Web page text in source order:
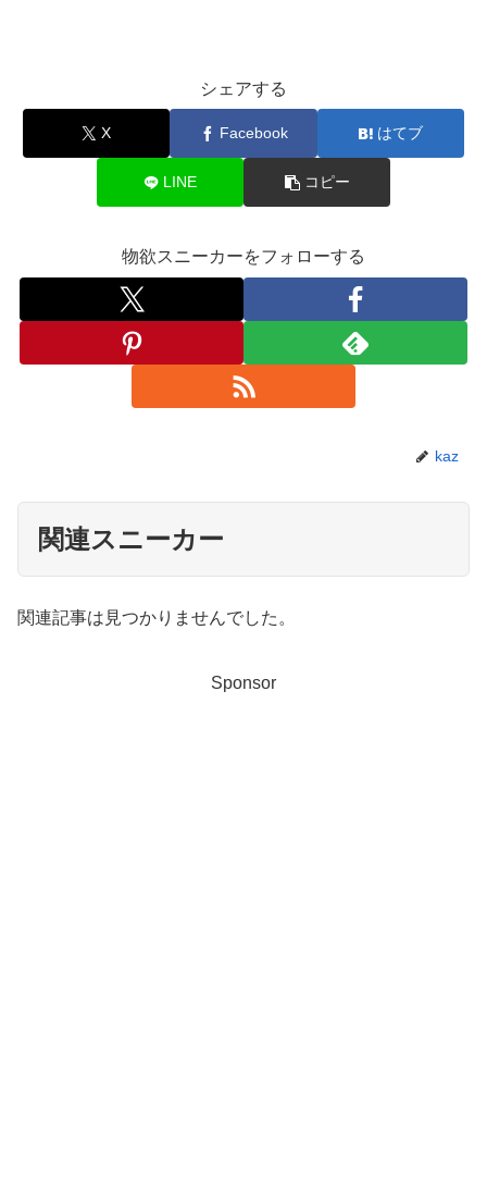
シェアする
X Facebook はてブ
LINE コピー
物欲スニーカーをフォローする
kaz
関連スニーカー
関連記事は見つかりませんでした。
Sponsor